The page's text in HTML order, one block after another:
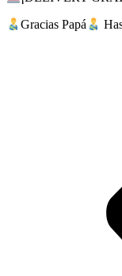
Gracias Papá